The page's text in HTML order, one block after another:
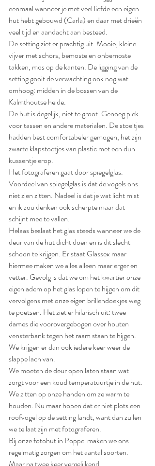
eenmaal wanneer je met veel liefde een eigen
hut hebt gebouwd (Carla) en daar met drieën
veel tijd en aandacht aan besteed.
De setting ziet er prachtig uit. Mooie, kleine
vijver met schors, bemoste en onbemoste
takken, mos op de kanten. De ligging van de
setting gooit de verwachting ook nog wat
omhoog: midden in de bossen van de
Kalmthoutse heide.
De hut is degelijk, niet te groot. Genoeg plek
voor tassen en andere materialen. De stoeltjes
hadden best comfortabeler gemogen, het zijn
zwarte klapstoetjes van plastic met een dun
kussentje erop.
Het fotograferen gaat door spiegelglas.
Voordeel van spiegelglas is dat de vogels ons
niet zien zitten. Nadeel is dat je wat licht mist
en ik zou denken ook scherpte maar dat
schijnt mee te vallen.
Helaas beslaat het glas steeds wanneer we de
deur van de hut dicht doen en is dit slecht
schoon te krijgen. Er staat Glassex maar
hiermee maken we alles alleen maar erger en
vetter. Gevolg is dat we om het kwartier onze
eigen adem op het glas lopen te hijgen om dit
vervolgens met onze eigen brillendoekjes weg
te poetsen. Het ziet er hilarisch uit: twee
dames die voorovergebogen over houten
vensterbank tegen het raam staan te hijgen.
We krijgen er dan ook iedere keer weer de
slappe lach van.
We moeten de deur open laten staan wat
zorgt voor een koud temperatuurtje in de hut.
We zitten op onze handen om ze warm te
houden. Nu maar hopen dat er niet plots een
roofvogel op de setting landt, want dan zullen
we te laat zijn met fotograferen.
Bij onze fotohut in Poppel maken we ons
regelmatig zorgen om het aantal soorten.